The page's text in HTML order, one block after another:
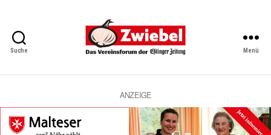
Suche
Vereinsforum
Eßlinger
Zeitung
Menü
ANZEIGE